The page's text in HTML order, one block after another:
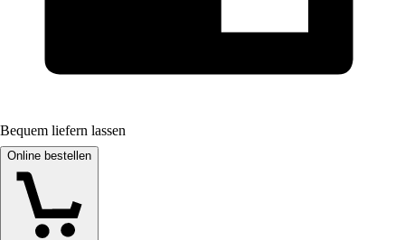
Bequem liefern lassen
Online bestellen